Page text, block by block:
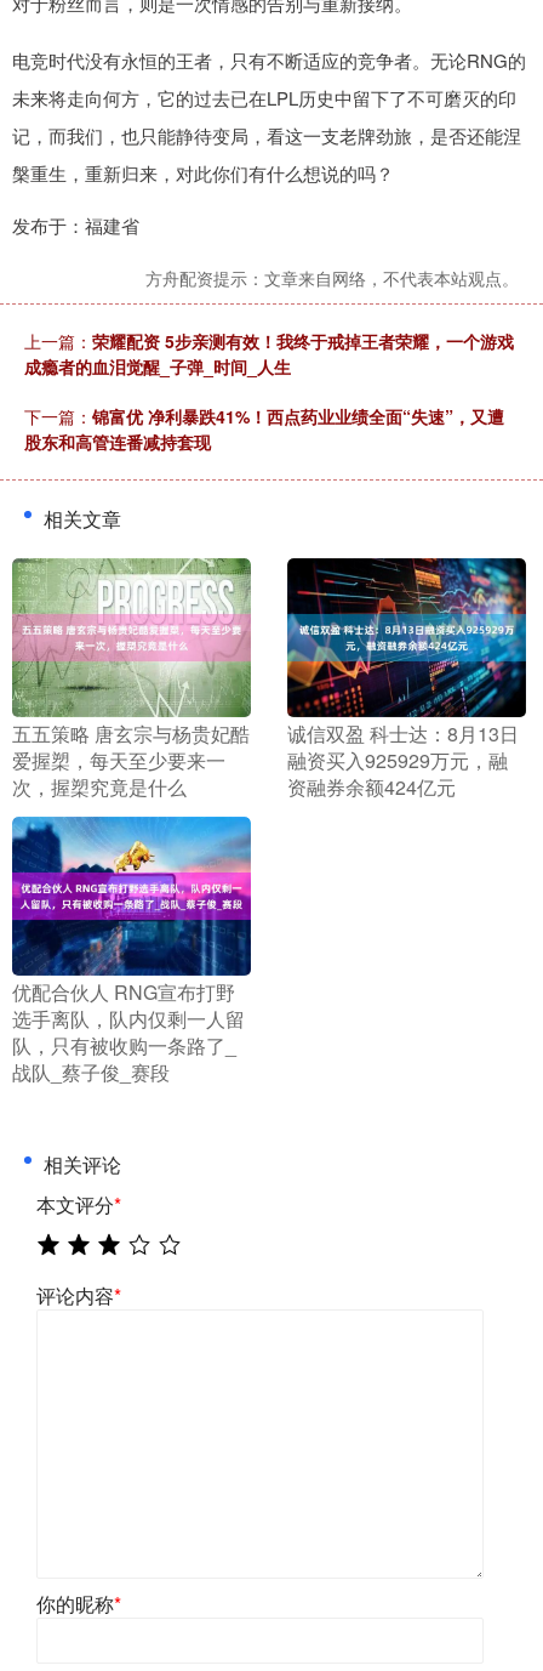
电竞时代没有永恒的王者，只有不断适应的竞争者。无论RNG的
未来将走向何方，它的过去已在LPL历史中留下了不可磨灭的印
记，而我们，也只能静待变局，看这一支老牌劲旅，是否还能涅
槃重生，重新归来，对此你们有什么想说的吗？
发布于：福建省
方舟配资提示：文章来自网络，不代表本站观点。
上一篇： 荣耀配资 5步亲测有效！我终于戒掉王者荣耀，一个游戏
成瘾者的血泪觉醒_子弹_时间_人生
下一篇： 锦富优 净利暴跌41%！西点药业业绩全面“失速”，又遭
股东和高管连番减持套现
相关文章
​五五策略 唐玄宗与杨贵妃酷
爱握槊，每天至少要来一
次，握槊究竟是什么
​诚信双盈 科士达：8月13日
融资买入925929万元，融
资融券余额424亿元
​优配合伙人 RNG宣布打野
选手离队，队内仅剩一人留
队，只有被收购一条路了_
战队_蔡子俊_赛段
相关评论
本文评分*
评论内容*
你的昵称*